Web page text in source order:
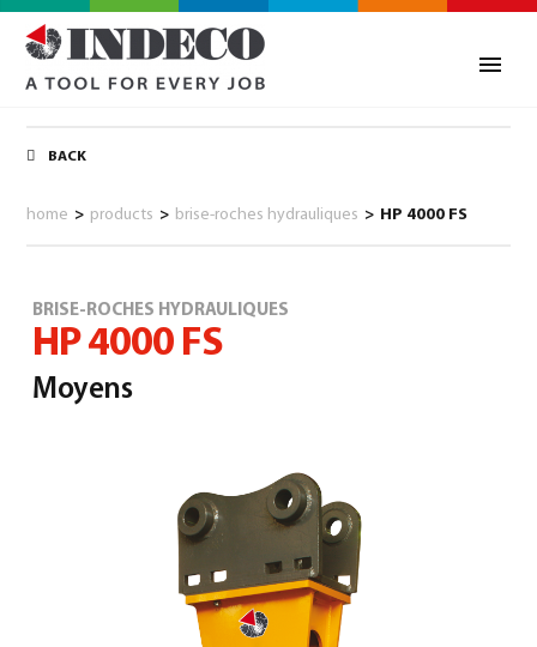
0
BACK
home > products > brise-roches hydrauliques > HP 4000 FS
BRISE-ROCHES HYDRAULIQUES
HP 4000 FS
Moyens